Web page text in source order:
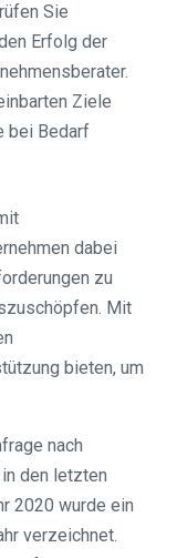
Sie
Erfolg der
Ziele
bei Bedarf
dabei
zu
Mit
bieten, um
nach
den letzten
2020 wurde ein
verzeichnet.